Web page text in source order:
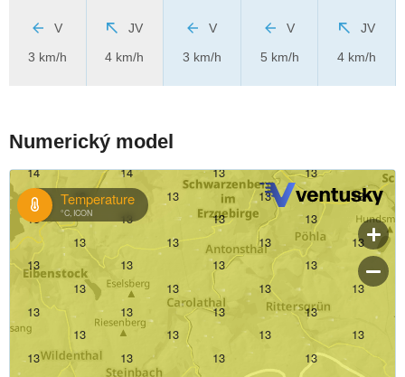
V
3 km/h
JV
4 km/h
V
3 km/h
V
5 km/h
JV
4 km/h
Numerický model